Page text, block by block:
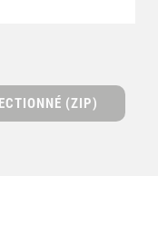
(ZIP)